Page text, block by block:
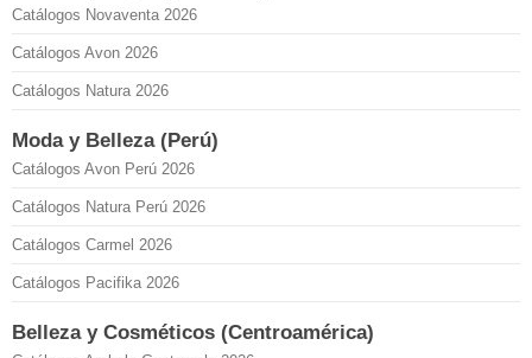
Catálogos Novaventa 2026
Catálogos Avon 2026
Catálogos Natura 2026
Moda y Belleza (Perú)
Catálogos Avon Perú 2026
Catálogos Natura Perú 2026
Catálogos Carmel 2026
Catálogos Pacifika 2026
Belleza y Cosméticos (Centroamérica)